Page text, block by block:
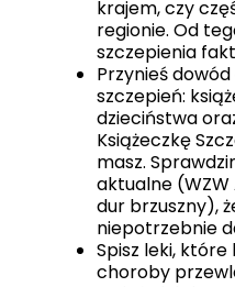
krajem, czy
regionie. Od
szczepienia
Przynieś
szczepień:
dzieciństwa
Książeczkę
masz.
aktualne (WZW
dur brzuszny),
niepotrzebnie
Spisz leki, które
choroby